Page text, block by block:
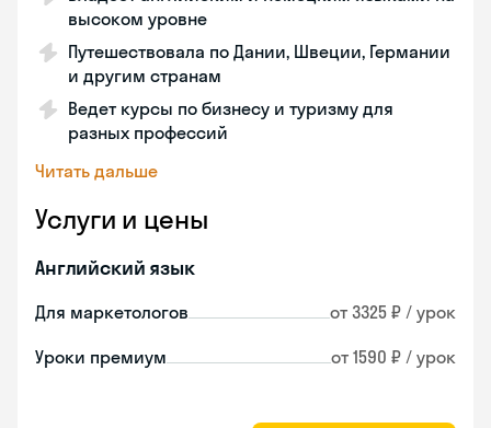
высоком уровне
Путешествовала по Дании, Швеции, Германии
и другим странам
Ведет курсы по бизнесу и туризму для
разных профессий
Читать дальше
Услуги и цены
Английский язык
Для маркетологов от 3325 ₽ / урок
Уроки премиум от 1590 ₽ / урок